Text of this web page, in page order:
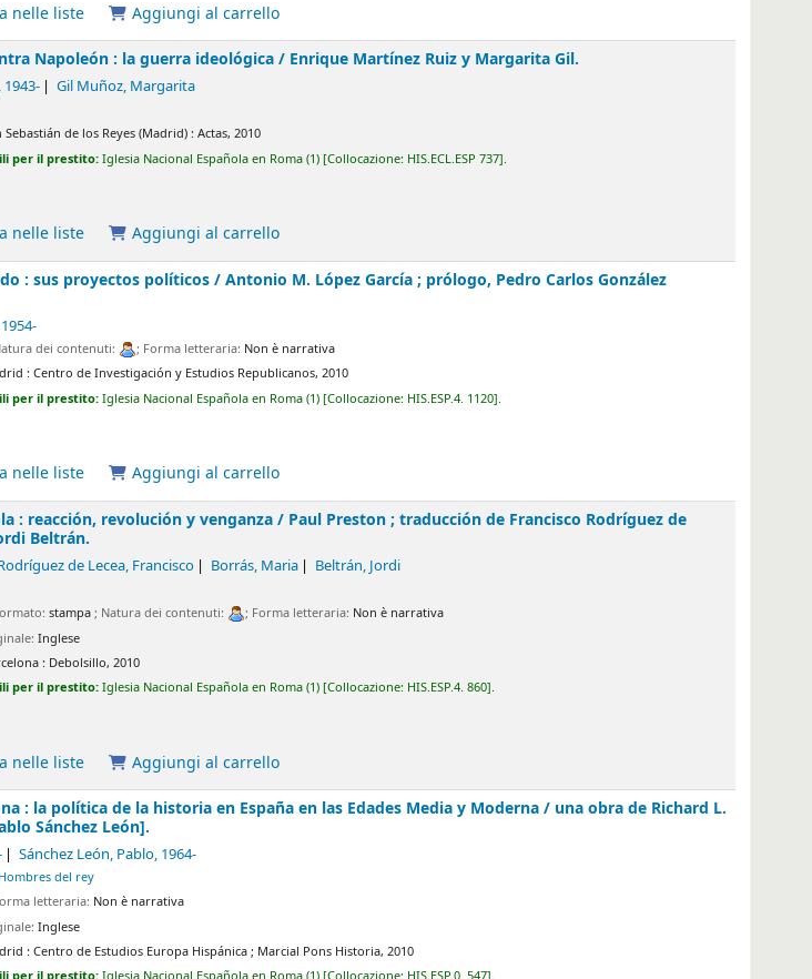
Aggiungi al carrello
: la guerra ideológica /Enrique Martínez Ruiz y Margarita Gil.
Margarita
(Madrid) : Actas, 2010
Nacional Española en Roma (1) Collocazione:HIS.ECL.ESP 737 .
Aggiungi al carrello
políticos /Antonio M. López García ; prólogo, Pedro Carlos González Cuevas.
; Forma letteraria:
y Estudios Republicanos,2010
Nacional Española en Roma(1) Collocazione: HIS.ESP.4. 1120
y venganza /Paul Preston ; traducción de Francisco Rodríguez de Lecea, María
Francisco
2010
Nacional Española en Roma
la historia en España en las Edades Media y Moderna /una obra de Richard L. Kagan ;
Pablo, 1964-
è narrativa
Europa Hispánica ; Marcial Pons Historia,
Nacional Española en Roma (1) Collocazione:HIS.ESP.0. 547 .